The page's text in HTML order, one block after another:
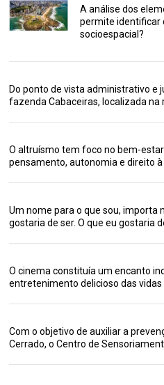
A análise dos
permite identificar
socioespacial?
Do ponto de vista administrativo e
fazenda Cabaceiras, localizada na
O altruísmo tem foco no bem-
pensamento, autonomia e direito à
Um nome para o que sou, importa
gostaria de ser. O que eu gostaria
O cinema constituía um encanto
entretenimento delicioso das
Com o objetivo de auxiliar a
Cerrado, o Centro de